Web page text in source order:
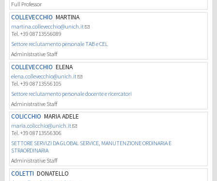
Full Professor
COLLEVECCHIO MARTINA
martina.collevecchio@unich.it
Tel. +39 08713556089
Settore reclutamento personale TAB e CEL
Administrative Staff
COLLEVECCHIO ELENA
elena.collevecchio@unich.it
Tel. +39 08713556105
Settore reclutamento personale docente e ricercatori
Administrative Staff
COLICCHIO MARIA ADELE
maria.colicchio@unich.it
Tel. +39 08713556306
SETTORE SERVIZI DA GLOBAL SERVICE, MANUTENZIONE ORDINARIA E
STRAORDINARIA
Administrative Staff
COLETTI DONATELLO